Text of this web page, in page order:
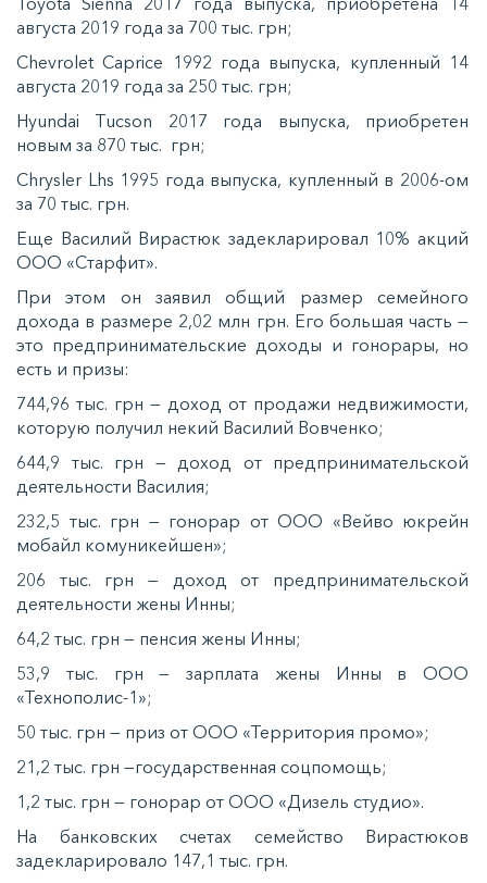
августа 2019 года за 700 тыс. грн;
Chevrolet Caprice 1992 года выпуска, купленный 14
августа 2019 года за 250 тыс. грн;
Hyundai Tucson 2017 года выпуска, приобретен
новым за 870 тыс. грн;
Chrysler Lhs 1995 года выпуска, купленный в 2006-ом
за 70 тыс. грн.
Еще Василий Вирастюк задекларировал 10% акций
ООО «Старфит».
При этом он заявил общий размер семейного
дохода в размере 2,02 млн грн. Его большая часть —
это предпринимательские доходы и гонорары, но
есть и призы:
744,96 тыс. грн — доход от продажи недвижимости,
которую получил некий Василий Вовченко;
644,9 тыс. грн — доход от предпринимательской
деятельности Василия;
232,5 тыс. грн — гонорар от ООО «Вейво юкрейн
мобайл комуникейшен»;
206 тыс. грн — доход от предпринимательской
деятельности жены Инны;
64,2 тыс. грн — пенсия жены Инны;
53,9 тыс. грн — зарплата жены Инны в ООО
«Технополис-1»;
50 тыс. грн — приз от ООО «Территория промо»;
21,2 тыс. грн —государственная соцпомощь;
1,2 тыс. грн — гонорар от ООО «Дизель студио».
На банковских счетах семейство Вирастюков
задекларировало 147,1 тыс. грн.